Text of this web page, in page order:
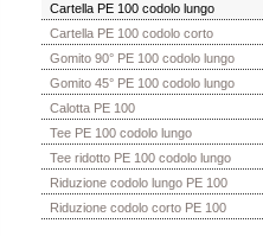
Cartella PE 100 codolo lungo
Cartella PE 100 codolo corto
Gomito 90° PE 100 codolo lungo
Gomito 45° PE 100 codolo lungo
Calotta PE 100
Tee PE 100 codolo lungo
Tee ridotto PE 100 codolo lungo
Riduzione codolo lungo PE 100
Riduzione codolo corto PE 100